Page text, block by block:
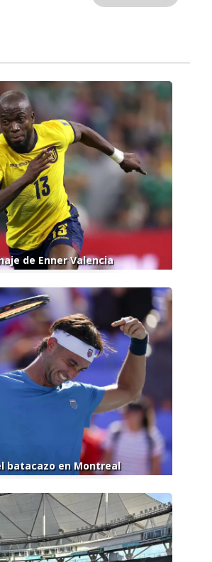
de Enner Valencia
batacazo en Montreal